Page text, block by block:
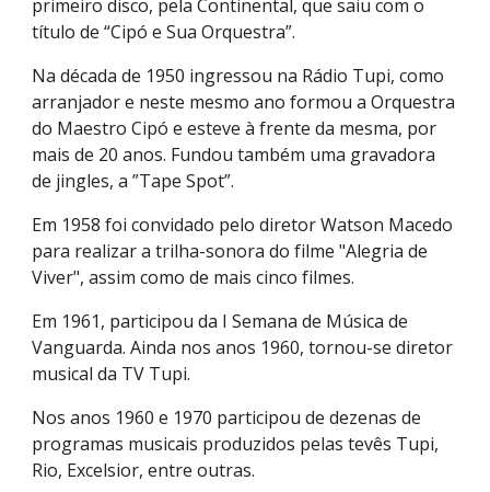
primeiro disco, pela Continental, que saiu com o
título de “Cipó e Sua Orquestra”.
Na década de 1950 ingressou na Rádio Tupi, como
arranjador e neste mesmo ano formou a Orquestra
do Maestro Cipó e esteve à frente da mesma, por
mais de 20 anos. Fundou também uma gravadora
de jingles, a ”Tape Spot”.
Em 1958 foi convidado pelo diretorWatson Macedo
para realizar a trilha-sonora do filme "Alegria de
Viver", assim como de mais cinco filmes.
Em 1961, participou da I Semana de Música de
Vanguarda. Ainda nos anos 1960, tornou-se diretor
musical da TV Tupi.
Nos anos 1960 e 1970 participou de dezenas de
programas musicais produzidos pelas tevês Tupi,
Rio, Excelsior, entre outras.